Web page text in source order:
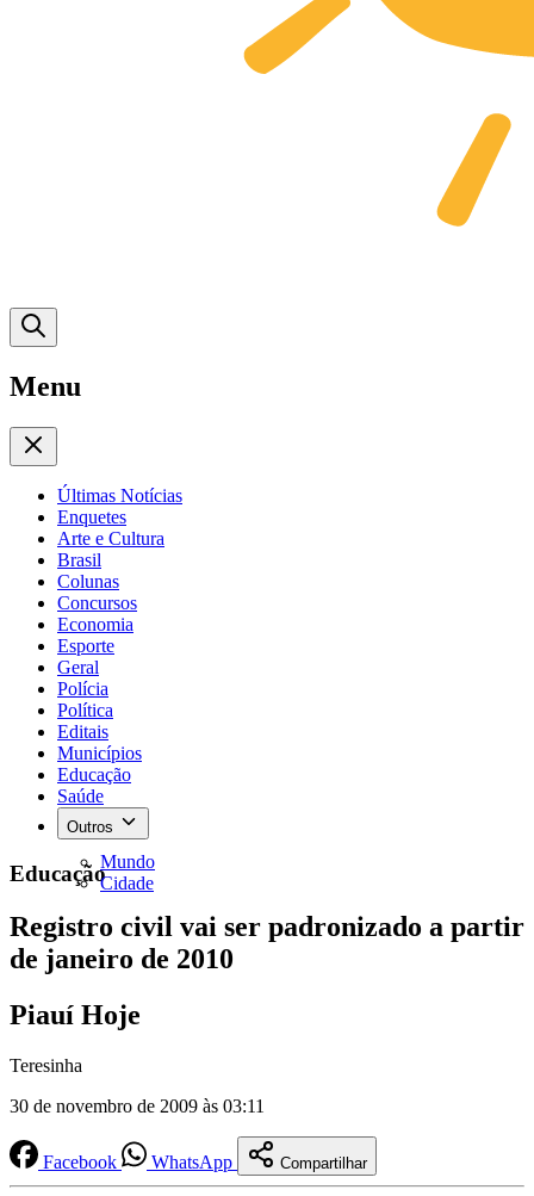
Menu
Últimas Notícias
Enquetes
Arte e Cultura
Brasil
Colunas
Concursos
Economia
Esporte
Geral
Polícia
Política
Editais
Municípios
Educação
Saúde
Outros
Mundo
Cidade
Educação
Registro civil vai ser padronizado a partir
de janeiro de 2010
Piauí Hoje
Teresinha
30 de novembro de 2009 às 03:11
Facebook WhatsApp Compartilhar